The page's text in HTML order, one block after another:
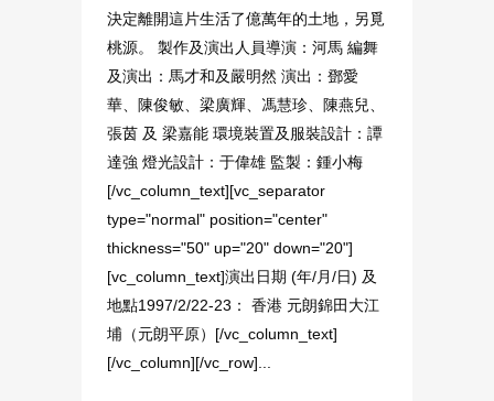
決定離開這片生活了億萬年的土地，另覓
桃源。 製作及演出人員導演：河馬 編舞
及演出：馬才和及嚴明然 演出：鄧愛
華、陳俊敏、梁廣輝、馮慧珍、陳燕兒、
張茵 及 梁嘉能 環境裝置及服裝設計：譚
達強 燈光設計：于偉雄 監製：鍾小梅
[/vc_column_text][vc_separator
type="normal" position="center"
thickness="50" up="20" down="20"]
[vc_column_text]演出日期 ‭(‬年‭/‬月‭/‬日‭) ‬及
地點1997/2/22-23： 香港 元朗錦田大江
埔（元朗平原）[/vc_column_text]
[/vc_column][/vc_row]...